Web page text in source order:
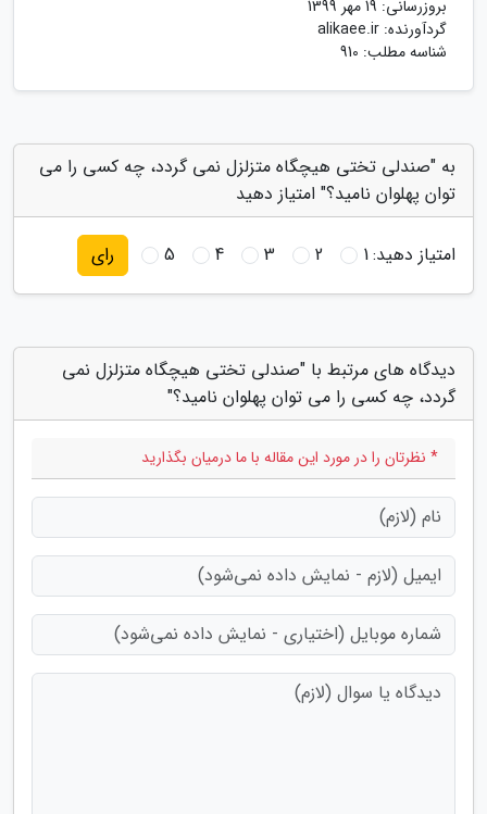
بروزرسانی: 19 مهر 1399
گردآورنده: alikaee.ir
شناسه مطلب: 910
به "صندلی تختی هیچگاه متزلزل نمی گردد، چه کسی را می
توان پهلوان نامید؟" امتیاز دهید
امتیاز دهید:1
2
3
4
5 رای
دیدگاه های مرتبط با "صندلی تختی هیچگاه متزلزل نمی
گردد، چه کسی را می توان پهلوان نامید؟"
* نظرتان را در مورد این مقاله با ما درمیان بگذارید